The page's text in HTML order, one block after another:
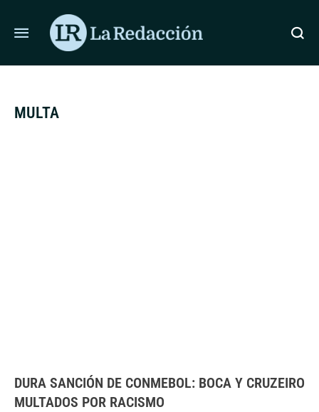
ÚLTIMAS NOTICIAS
PROTESTAN EN COSTA RICA EXIGIENDO
MULTA
DURA SANCIÓN DE CONMEBOL: BOCA Y CRUZEIRO
MULTADOS POR RACISMO